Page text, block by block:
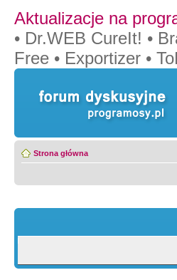
Aktualizacje na
• Dr.WEB CureIt! •
Free • Exportizer •
Strona główna